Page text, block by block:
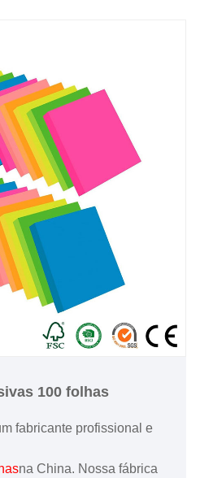
100 folhas
fabricante profissional e
na China. Nossa fábrica